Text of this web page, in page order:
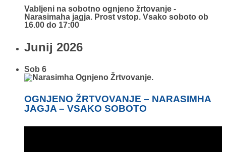
Vabljeni na sobotno ognjeno žrtovanje -
Narasimaha jagja. Prost vstop. Vsako soboto ob
16.00 do 17:00
Junij 2026
Sob 6
OGNJENO ŽRTVOVANJE – NARASIMHA
JAGJA – VSAKO SOBOTO